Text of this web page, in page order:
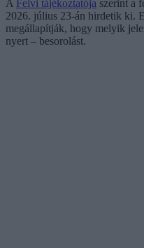
A Felvi tájékoztatója szerint a
2026. július 23-án hirdetik ki.
megállapítják, hogy melyik
nyert – besorolást.